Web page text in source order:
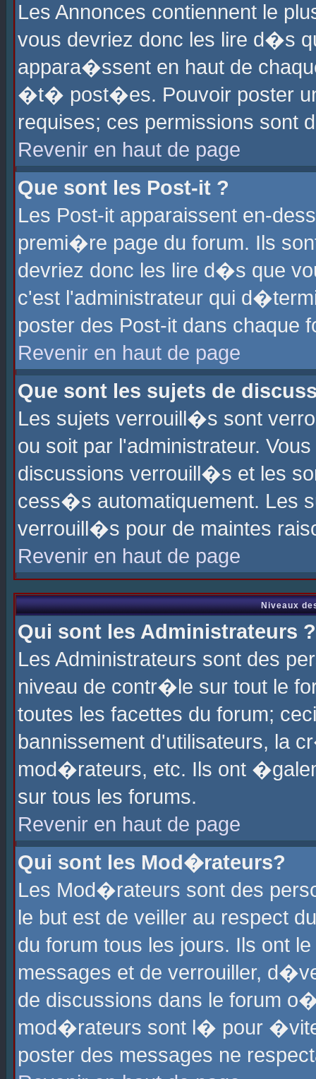
Les Annonces contiennent le
vous devriez donc les lire d�s
appara�ssent en haut de
�t� post�es. Pouvoir poster
requises; ces permissions sont
Revenir en haut de page
Que sont les Post-it ?
Les Post-it apparaissent en-
premi�re page du forum. Ils
devriez donc les lire d�s que
c'est l'administrateur qui
poster des Post-it dans chaque
Revenir en haut de page
Que sont les sujets de
Les sujets verrouill�s sont
ou soit par l'administrateur.
discussions verrouill�s et les
cess�s automatiquement. Les
verrouill�s pour de maintes
Revenir en haut de page
Niveaux
Qui sont les Administrateurs ?
Les Administrateurs sont des
niveau de contr�le sur tout le
toutes les facettes du forum;
bannissement d'utilisateurs, la
mod�rateurs, etc. Ils ont
sur tous les forums.
Revenir en haut de page
Qui sont les Mod�rateurs?
Les Mod�rateurs sont des
le but est de veiller au respect
du forum tous les jours. Ils ont
messages et de verrouiller,
de discussions dans le forum
mod�rateurs sont l� pour
poster des messages ne